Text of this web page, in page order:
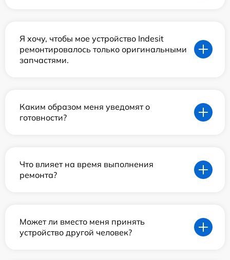
Я хочу, чтобы мое устройство Indesit
ремонтировалось только оригинальными
запчастями.
Каким образом меня уведомят о
готовности?
Что влияет на время выполнения
ремонта?
Может ли вместо меня принять
устройство другой человек?